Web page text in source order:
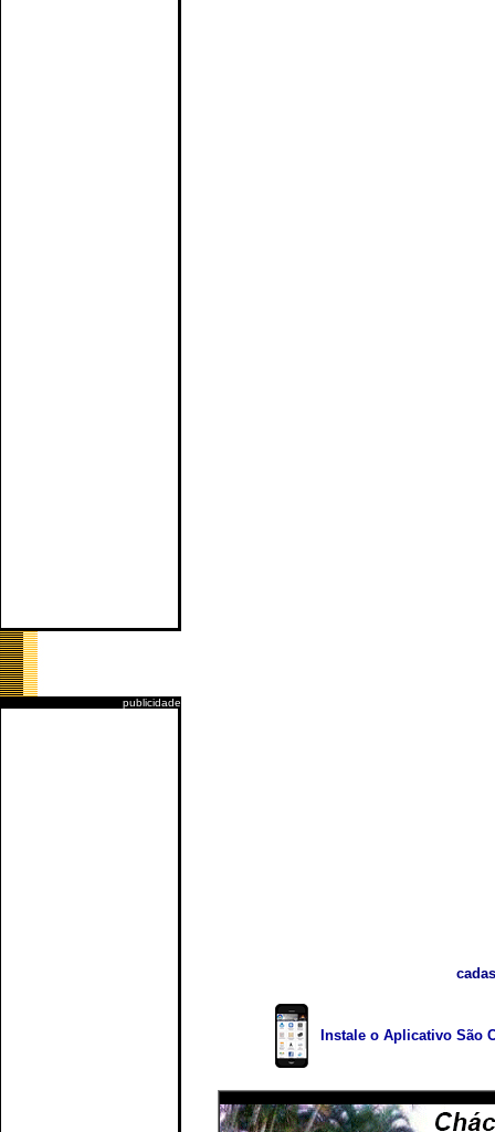
publicidade
Instale o Aplicativo São